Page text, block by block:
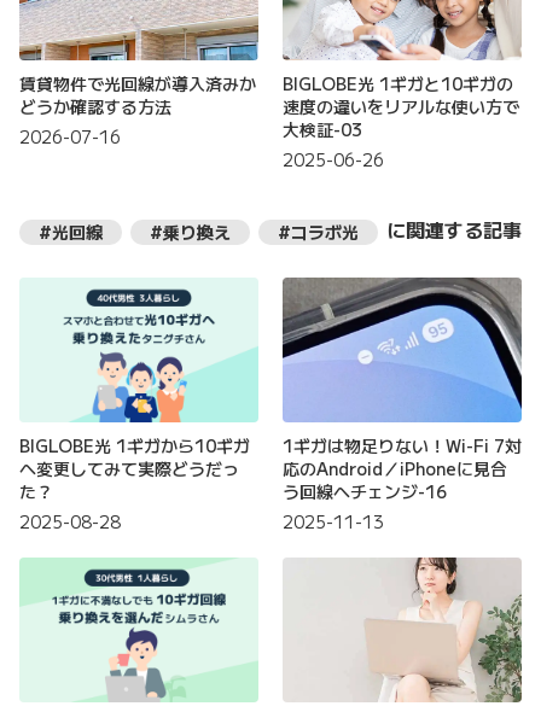
賃貸物件で光回線が導入済みか
どうか確認する方法
2026-07-16
BIGLOBE光 1ギガと10ギガの
速度の違いをリアルな使い方で
大検証-03
2025-06-26
#光回線 #乗り換え #コラボ光 に関連する記事
BIGLOBE光 1ギガから10ギガ
へ変更してみて実際どうだっ
た？
2025-08-28
1ギガは物足りない！Wi-Fi 7対
応のAndroid／iPhoneに見合
う回線へチェンジ-16
2025-11-13